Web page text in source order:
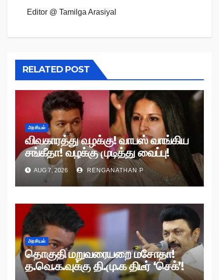
Editor @ Tamilga Arasiyal
RELATED POST
அரசியல்
விவகாரத்து வழக்கு! வாபஸ் வாங்கிய
சங்கீதா! வழக்கு முடித்து வைப்பு!
AUG 7, 2026 RENGANATHAN P
அரசியல்
தொகுதி மறுவரையறை மசோதா!
த.வெ.க.வுக்கு தி.மு.க திடீர் ‘செக்’!